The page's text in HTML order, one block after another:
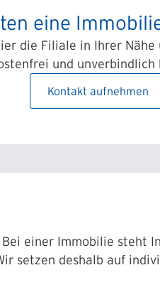
eine
die Filiale in Ihrer Nähe
und unverbindlich
Kontakt aufnehmen
Bei einer Immobilie steht
setzen deshalb auf